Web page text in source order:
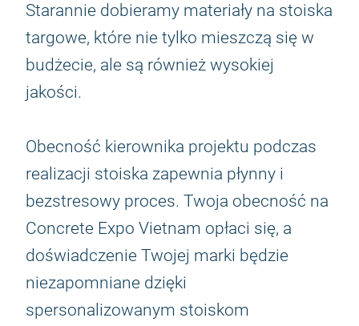
Starannie dobieramy materiały na stoiska
targowe, które nie tylko mieszczą się w
budżecie, ale są również wysokiej
jakości.
Obecność kierownika projektu podczas
realizacji stoiska zapewnia płynny i
bezstresowy proces. Twoja obecność na
Concrete Expo Vietnam opłaci się, a
doświadczenie Twojej marki będzie
niezapomniane dzięki
spersonalizowanym stoiskom